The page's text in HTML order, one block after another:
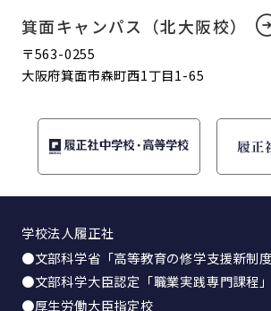
箕面キャンパス（北大阪校）
〒563-0255
大阪府箕面市森町西1丁目1-65
学校法人履正社
●文部科学省「高等教育の修学支援新制
●文部科学大臣認定「職業実践専門課程
●厚生労働大臣指定校